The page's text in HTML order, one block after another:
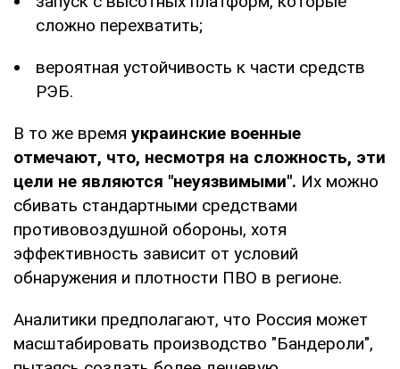
сложно перехватить;
вероятная устойчивость к части средств
РЭБ.
В то же время украинские военные
отмечают, что, несмотря на сложность, эти
цели не являются "неуязвимыми". Их можно
сбивать стандартными средствами
противовоздушной обороны, хотя
эффективность зависит от условий
обнаружения и плотности ПВО в регионе.
Аналитики предполагают, что Россия может
масштабировать производство "Бандероли",